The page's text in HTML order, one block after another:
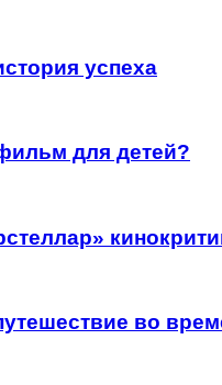
успеха
для детей?
во